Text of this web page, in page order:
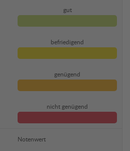
gut
befriedigend
genügend
nicht genügend
Notenwert